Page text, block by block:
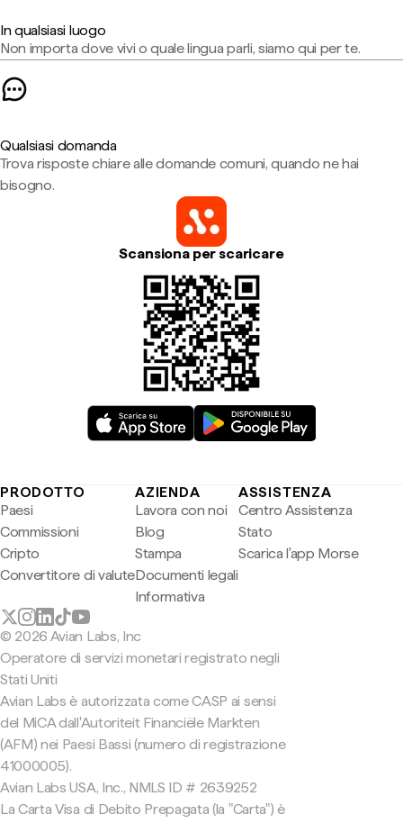
In qualsiasi luogo
Non importa dove vivi o quale lingua parli, siamo qui per te.
Qualsiasi domanda
Trova risposte chiare alle domande comuni, quando ne hai
bisogno.
Scansiona per scaricare
PRODOTTO
Paesi
Commissioni
Cripto
Convertitore di valute
AZIENDA
Lavora con noi
Blog
Stampa
Documenti legali
Informativa
ASSISTENZA
Centro Assistenza
Stato
Scarica l'app Morse
© 2026 Avian Labs, Inc
Operatore di servizi monetari registrato negli
Stati Uniti
Avian Labs è autorizzata come CASP ai sensi
del MiCA dall'Autoriteit Financiële Markten
(AFM) nei Paesi Bassi (numero di registrazione
41000005).
Avian Labs USA, Inc., NMLS ID # 2639252
La Carta Visa di Debito Prepagata (la "Carta") è